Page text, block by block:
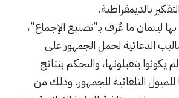
بالديمقراطية.
ليبمان ما عُرف بـ”تصنيع الإجماع”،
الدعائية لحمل الجمهور على
يكونوا يتقبلونها، والتحكم بنتائج
التلقائية للجمهور. وذلك من